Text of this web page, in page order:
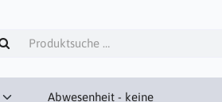
Abwesenheit - keine